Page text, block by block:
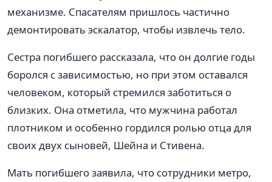
механизме. Спасателям пришлось частично
демонтировать эскалатор, чтобы извлечь тело.
Сестра погибшего рассказала, что он долгие годы
боролся с зависимостью, но при этом оставался
человеком, который стремился заботиться о
близких. Она отметила, что мужчина работал
плотником и особенно гордился ролью отца для
своих двух сыновей, Шейна и Стивена.
Мать погибшего заявила, что сотрудники метро,